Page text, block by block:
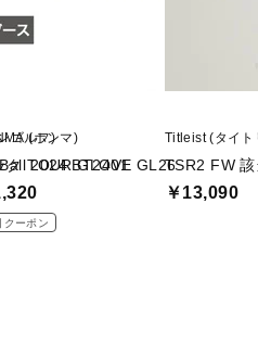
ゴルフ)
ク TOUR GLOVE GL26
(ホンマ)
2024 BT2401
クーポン
Titleist (タイト
TSR2 FW 該
￥13,090